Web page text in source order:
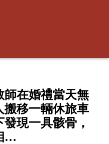
師在婚禮當天無
移一輛休旅車
現一具骸骨，
…